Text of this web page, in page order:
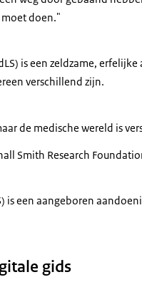
moet doen."
is een zeldzame,
verschillend zijn.
de medische wereld is
Smith Research
is een aangeboren
gids